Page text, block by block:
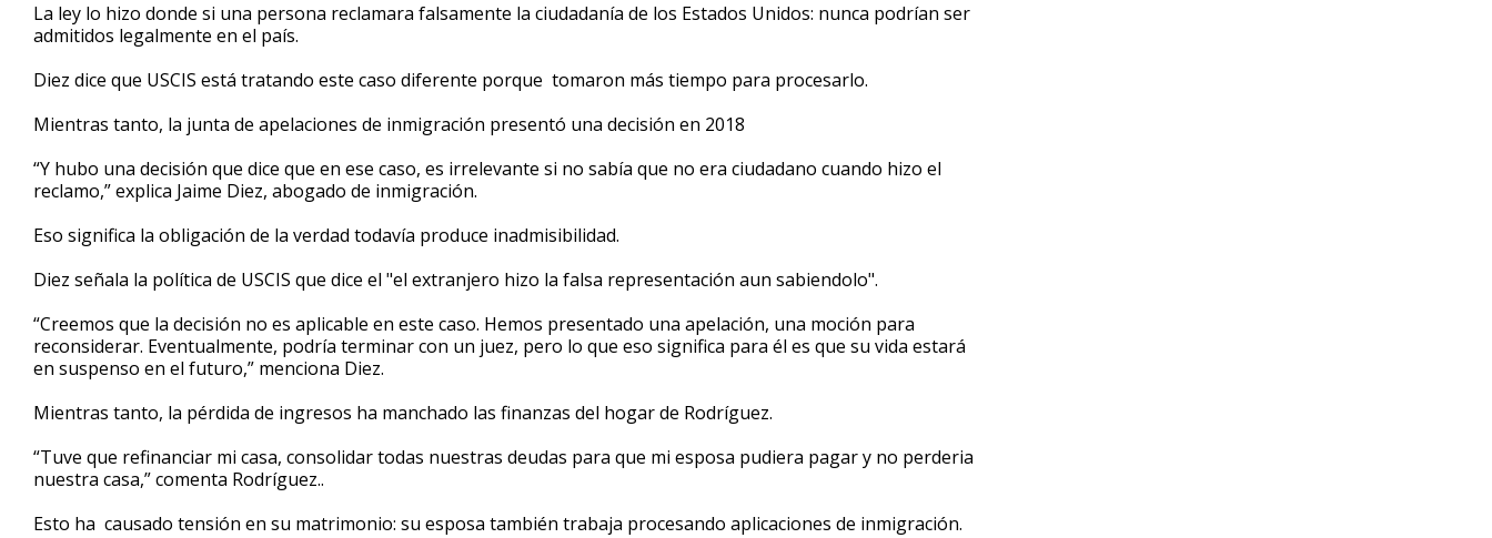
La ley lo hizo donde si una persona reclamara falsamente la ciudadanía de los Estados Unidos: nunca podrían ser
admitidos legalmente en el país.
Diez dice que USCIS está tratando este caso diferente porque tomaron más tiempo para procesarlo.
Mientras tanto, la junta de apelaciones de inmigración presentó una decisión en 2018
“Y hubo una decisión que dice que en ese caso, es irrelevante si no sabía que no era ciudadano cuando hizo el
reclamo,” explica Jaime Diez, abogado de inmigración.
Eso significa la obligación de la verdad todavía produce inadmisibilidad.
Diez señala la política de USCIS que dice el "el extranjero hizo la falsa representación aun sabiendolo".
“Creemos que la decisión no es aplicable en este caso. Hemos presentado una apelación, una moción para
reconsiderar. Eventualmente, podría terminar con un juez, pero lo que eso significa para él es que su vida estará
en suspenso en el futuro,” menciona Diez.
Mientras tanto, la pérdida de ingresos ha manchado las finanzas del hogar de Rodríguez.
“Tuve que refinanciar mi casa, consolidar todas nuestras deudas para que mi esposa pudiera pagar y no perderia
nuestra casa,” comenta Rodríguez..
Esto ha causado tensión en su matrimonio: su esposa también trabaja procesando aplicaciones de inmigración.